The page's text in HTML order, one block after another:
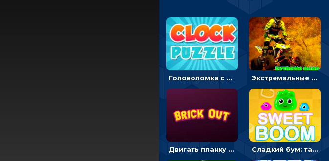
Головоломка с часами для детей: читать время по циферблату Экстремальные пазлы с квадроциклами: собирать крутые тачки
Двигать планку и бить шариком по цветным блокам - гиперказуальная Сладкий бум: тапнуть, чтобы взорвать желейки - головоломка